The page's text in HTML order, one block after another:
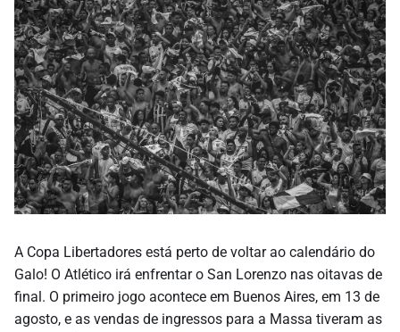
A Copa Libertadores está perto de voltar ao calendário do
Galo! O Atlético irá enfrentar o San Lorenzo nas oitavas de
final. O primeiro jogo acontece em Buenos Aires, em 13 de
agosto, e as vendas de ingressos para a Massa tiveram as